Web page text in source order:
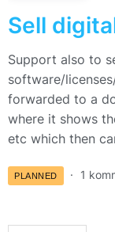
Sell
Support also to
software/
forwarded to a
where it shows
etc which then
PLANNED 1